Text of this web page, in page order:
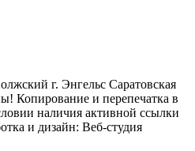
г. Энгельс Саратовская
Копирование и перепечатка в
наличия активной ссылки
и дизайн: Веб-студия